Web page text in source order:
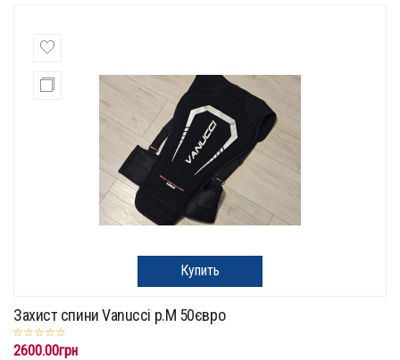
Купить
Захист спини Vanucci p.M 50євро
2600.00грн